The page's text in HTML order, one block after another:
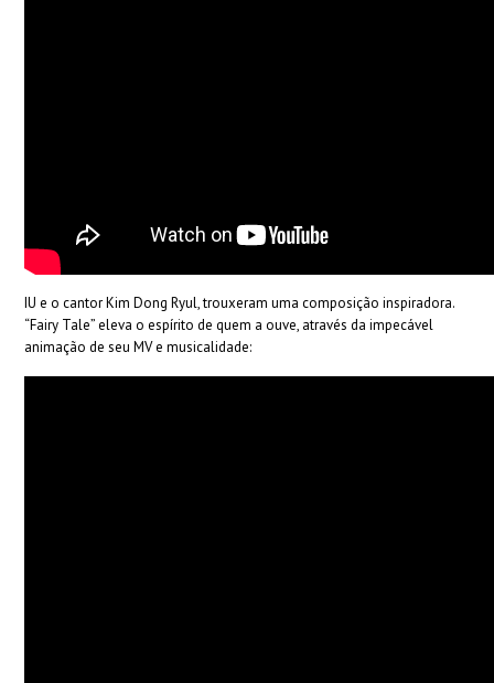
IU e o cantor Kim Dong Ryul, trouxeram uma composição inspiradora.
“Fairy Tale” eleva o espírito de quem a ouve, através da impecável
animação de seu MV e musicalidade: